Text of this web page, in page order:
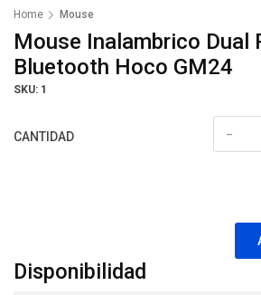
Home Mouse
Mouse Inalambrico Dual
Bluetooth Hoco GM24
SKU: 1
CANTIDAD -
Disponibilidad